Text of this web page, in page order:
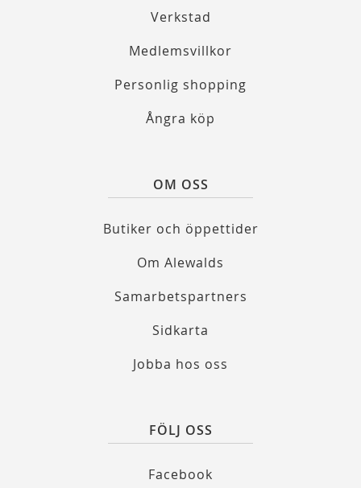
Verkstad
Medlemsvillkor
Personlig shopping
Ångra köp
OM OSS
Butiker och öppettider
Om Alewalds
Samarbetspartners
Sidkarta
Jobba hos oss
FÖLJ OSS
Facebook